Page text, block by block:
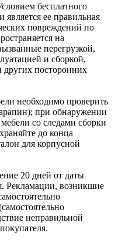
бесплатного
ее правильная
повреждений по
на
перегрузкой,
и сборкой,
других посторонних
необходимо проверить
при обнаружении
со следами сборки
до конца
для корпусной
20 дней от даты
Рекламации, возникшие
неправильной